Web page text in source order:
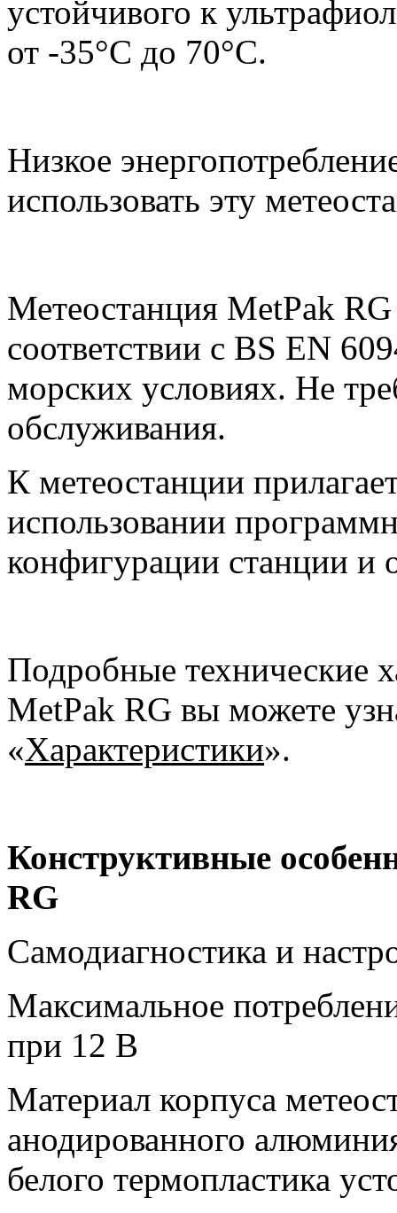
устойчивого к
от -35°С до 70°С.
Низкое
использовать эту
Метеостанция MetPak RG
соответствии с BS EN
морских условиях. Не
обслуживания.
К метеостанции
использовании
конфигурации станции
Подробные технические
MetPak RG вы можете
«Характеристики».
Конструктивные
RG
Самодиагностика и
Максимальное
при 12 В
Материал корпуса
анодированного
белого термопластика